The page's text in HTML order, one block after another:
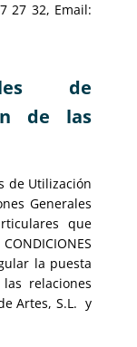
27 32, Email:
de
de las
de Utilización
Generales
que
la puesta
relaciones
Artes, S.L. y